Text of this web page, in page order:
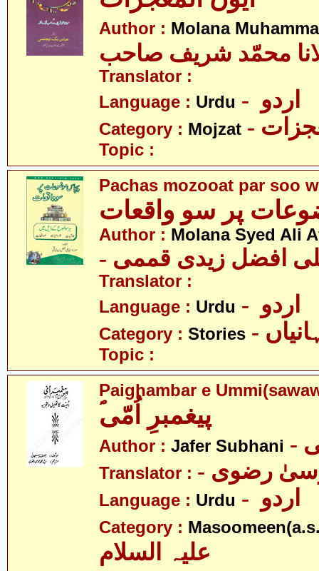
Author : Molana
محمّد شریف صاحب
Translator :
Language : Urdu
Category : Mojzat
Topic :
Pachas mozooat par soo
پر سو واقعات
Author : Molana Syed Ali
علی افضل زیدی قممی
Translator :
Language : Urdu
Category : Stories
Topic :
Paighambar e
ؐپیغمبرِ اُمّی
Author : Jafer Subhani
Translator : رضوی
Language : Urdu
Category :